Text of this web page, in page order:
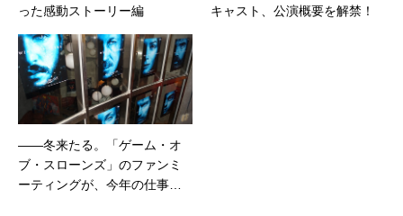
った感動ストーリー編
キャスト、公演概要を解禁！
――冬来たる。「ゲーム・オ
ブ・スローンズ」のファンミ
ーティングが、今年の仕事納